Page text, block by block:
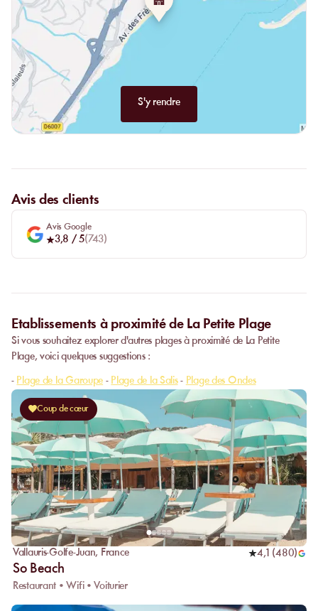
S'y rendre
Avis des clients
Avis Google
3,8 / 5(743)
Etablissements à proximité de La Petite Plage
Si vous souhaitez explorer d'autres plages à proximité de La Petite
Plage, voici quelques suggestions :
- Plage de la Garoupe - Plage de la Salis- Plage des Ondes
Coup de cœur
Vallauris-Golfe-Juan, France 4,1 (480)
So Beach
Restaurant • Wifi • Voiturier